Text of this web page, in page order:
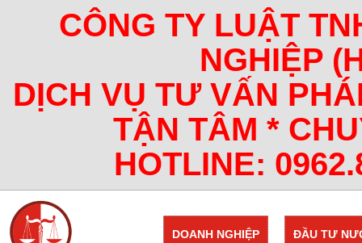
CÔNG TY LUẬT
NGHIỆP
DỊCH VỤ TƯ VẤN
TẬN TÂM *
HOTLINE:
ĐẦU TƯ
DOANH NGHIỆP